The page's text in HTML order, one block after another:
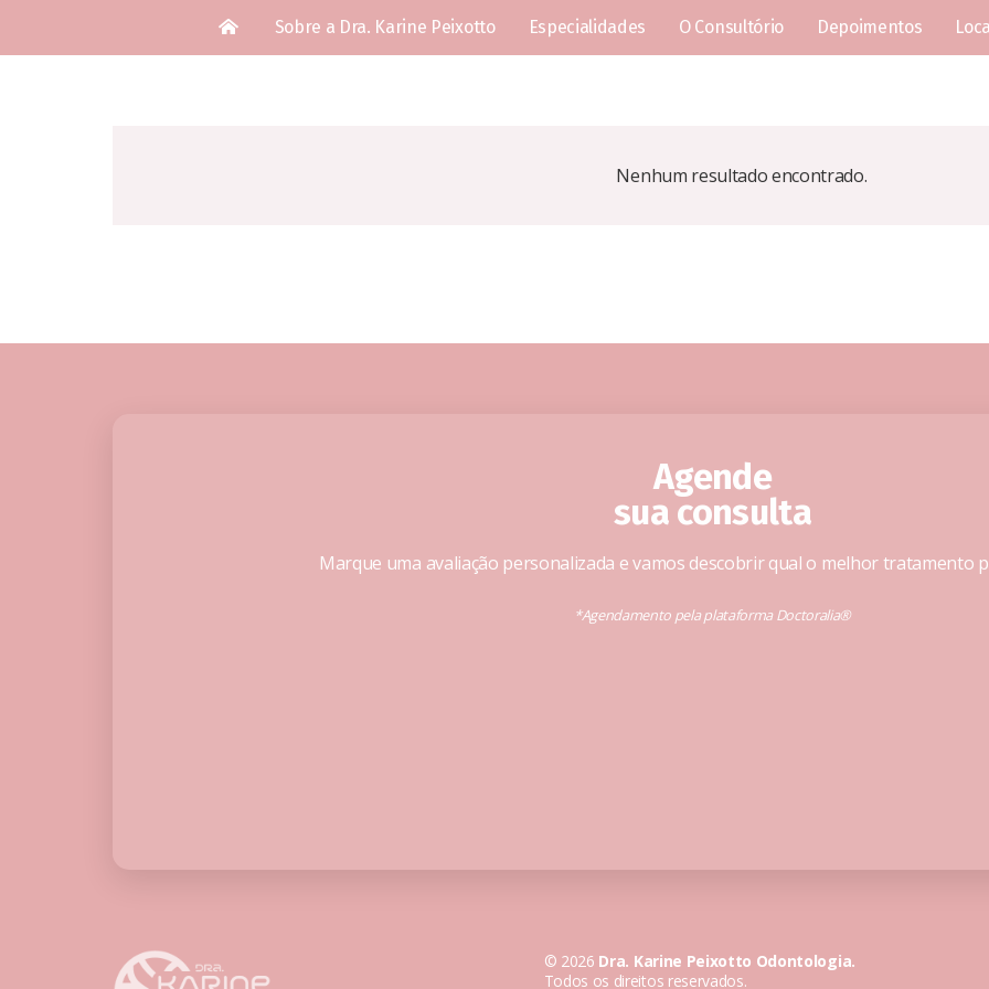
Sobre a Dra. Karine Peixotto Especialidades O Consultório Depoimentos
Nenhum resultado encontrado.
Agende
sua consulta
Marque uma avaliação personalizada e vamos descobrir qual o melhor tratamento
*Agendamento pela plataforma Doctoralia®
© 2026 Dra. Karine Peixotto Odontologia.
Todos os direitos reservados.